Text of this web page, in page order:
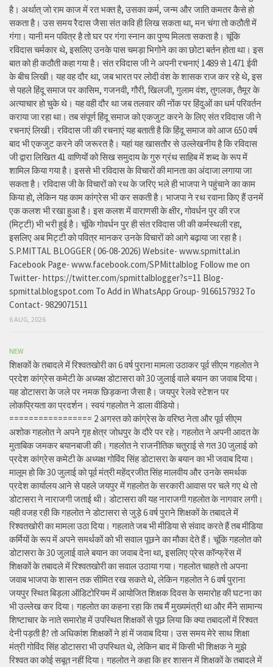
है। अर्थात् जो राम काज में रत भक्त है, उसका कर्म, जन्म और जाति कमतर कैसे हो
सकता है। उस समय रैदास जैसा संत कवि ही लिख सकता था, मन चंगा तो कठौती में
गंगा। यानी मन पवित्र है तो घर पर गंगा स्नान का पुण्य मिलता सकता है। चूंकि
रविदास चर्मकार थे, इसलिए उनके पास चमड़ा भिगोने का का छोटा बर्तन होता था। इस
बात को ही कठौती कहा गया है। संत रविदास जी ने अपनी रचनाएं 1489 से 1471 ईवी
के बीच लिखी। यह वह दौर था, जब भारत पर लोदी वंश के शासक राज कर रहे थे, इस
से पहले हिंदू समाज पर कासिम, गजनवी, गौरी, खिलजी, गुलाम वंश, तुगलक, तैमूर के
अत्याचार हो चुके थे। यह वही दौर था जब तलवार की नोंक पर हिंदुओं का धर्म परिवर्तन
कराया जा रहा था। तब संपूर्ण हिंदू समाज को एकजुट करने के लिए संत रविदास जी ने
रचनाएं लिखी। रविदास जी की रचनाएं यह बताती है कि हिंदू समाज को आज 650 वर्ष
बाद भी एकजुट करने की जरूरत है। यहां यह खासतौर से उल्लेखनीय है कि रविदास
जी द्वारा लिखित 41 वाणियोंं को सिख समुदाय के गुरु ग्रंथ साहिब में शब्द के रूप में
शामिल किया गया है। इससे भी रविदास के विचारों की मानता का अंदाजा लगाया जा
सकता है। रविदास जी के विचारों को रथ के जरिए भले ही भाजपा ने पहुंचाने का काम
किया हो, लेकिन यह काम कांग्रेस भी कर सकती है। भाजपा ने रथ रवाना किए हैं उनमें
एक कलश भी रखा हुआ है। इस कलश में वाराणसी के क्षीर, गोवर्धन पुर की रज
(मिट्टी) भी भरी हुई है। चूंकि गोवर्धन पुर ही संत रविदास जी की कर्मस्थली रहा,
इसलिए अब मिट्टी को पवित्र मानकर उनके विचारों को आगे बढ़ाया जा रहा है।
S.P.MITTAL BLOGGER ( 06-08-2026) Website- www.spmittal.in
Facebook Page- www.facebook.com/SPMittalblog Follow me on
Twitter- https://twitter.com/spmittalblogger?s=11 Blog-
spmittal.blogspot.com To Add in WhatsApp Group- 9166157932 To
Contact- 9829071511
6 AUG, 2026
NEW
शिक्षकों के तबादले में रिश्वतखोरी का 6 वर्ष पुराना मामला उठाकर पूर्व सीएम गहलोत ने
प्रदेश कांग्रेस कमेटी के अध्यक्ष डोटासरा को 30 जुलाई वाले बयान का जवाब दिया।
यह डोटासरा के जले पर नमक छिड़कना जैसा है। जयपुर रेलवे स्टेशन पर
लोकप्रियता का प्रदर्शन। स्वयं गहलोत ने डाला वीडियो।
================= 2 अगस्त को कांग्रेस के वरिष्ठ नेता और पूर्व सीएम
अशोक गहलोत ने अपने गृह क्षेत्र जोधपुर के दौरे पर रहे। गहलोत ने अपनी आदत के
मुताबिक जमकर बयानबाजी की। गहलोत ने राजनीतिक चतुराई से गत 30 जुलाई को
प्रदेश कांग्रेस कमेटी के अध्यक्ष गोविंद सिंह डोटासरा के बयान का भी जवाब दिया।
मालूम हो कि 30 जुलाई को पूर्व मंत्री महेंद्रजीत सिंह मालवीय और उनके समर्थक
प्रदेश कार्यालय आने से पहले जयपुर में गहलोत के सरकारी आवास पर चले गए थे तो
डोटासरा ने नाराजगी जताई थी। डोटासरा की यह नाराजगी गहलोत के नागवार लगी।
यही वजह रही कि गहलोत ने डोटासरा से जुड़े 6 वर्ष पुराने शिक्षकों के तबादले में
रिश्वतखोरी का मामला उठा दिया। गहलाते जब भी मीडिया से संवाद करते हैं तब मीडिया
कर्मियों के रूप में अपने समर्थकों को भी सवाल पूछने का मौका देते हैं। चूंकि गहलोत को
डोटासरा के 30 जुलाई वाले बयान का जवाब देना था, इसलिए प्रेस कॉन्फ्रेंस में
शिक्षकों के तबादले में रिश्वतखोरी का सवाल उठाया गया। गहलोत चाहते तो अपना
जवाब भाजपा के शासन तक सीमित रख सकते थे, लेकिन गहलोत ने 6 वर्ष पुराना
जयपुर स्थित बिड़ला ऑडिटोरियम में आयोजित शिक्षक दिवस के समारोह की घटना का
भी उल्लेख कर दिया। गहलोत का कहना रहा कि तब मैं मुख्यमंत्री था और मैंने सामान्य
शिष्टाचार के नाते समारोह में उपस्थित शिक्षकों से पूछ लिया कि क्या तबादलों में रिश्वत
देनी पड़ती है? तो अधिकांश शिक्षकों ने हां में जवाब दिया। उस समय मेरे साथ शिक्षा
मंत्री गोविंद सिंह डोटासरा भी उपस्थित थे, लेकिन बाद में किसी भी शिक्षक ने मुझे
रिश्वत का कोई सबूत नहीं दिया। गहलोत ने कहा कि हर शासन में शिक्षकों के तबादले में